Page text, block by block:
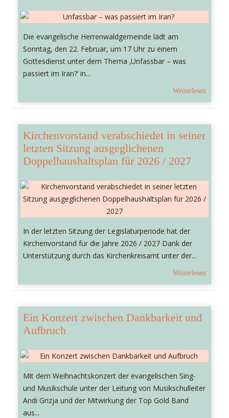
Die evangelische Herrenwaldgemeinde lädt am
Sonntag, den 22. Februar, um 17 Uhr zu einem
Gottesdienst unter dem Thema ‚Unfassbar – was
passiert im Iran?‘ in...
Weiterlesen
Kirchenvorstand verabschiedet in seiner
letzten Sitzung ausgeglichenen
Doppelhaushaltsplan für 2026 / 2027
In der letzten Sitzung der Legislaturperiode hat der
Kirchenvorstand für die Jahre 2026 / 2027 Dank der
Unterstützung durch das Kirchenkreisamt unter der...
Weiterlesen
Ein Konzert zwischen Dankbarkeit und
Aufbruch
Mit dem Weihnachtskonzert der evangelischen Sing-
und Musikschule unter der Leitung von Musikschulleiter
Andi Grizja und der Mitwirkung der Top Gold Band
aus...